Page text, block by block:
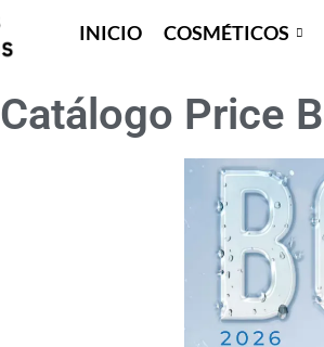
INICIO COSMÉTICOS
Catálogo Price